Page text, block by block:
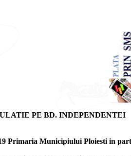
PE BD. INDEPENDENTEI
Primaria Municipiului Ploiesti in